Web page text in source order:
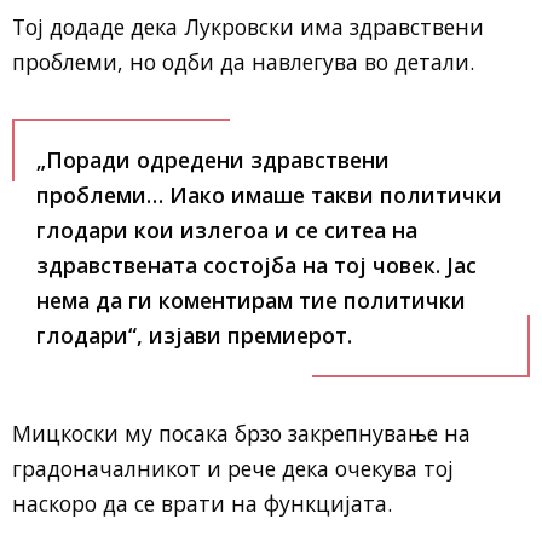
Тој додаде дека Лукровски има здравствени
проблеми, но одби да навлегува во детали.
„Поради одредени здравствени
проблеми… Иако имаше такви политички
глодари кои излегоа и се ситеа на
здравствената состојба на тој човек. Јас
нема да ги коментирам тие политички
глодари“, изјави премиерот.
Мицкоски му посака брзо закрепнување на
градоначалникот и рече дека очекува тој
наскоро да се врати на функцијата.